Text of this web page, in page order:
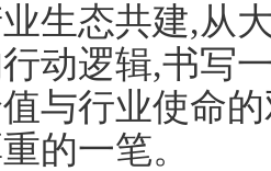
生态共建,从
动逻辑,书写
与行业使命
的一笔。